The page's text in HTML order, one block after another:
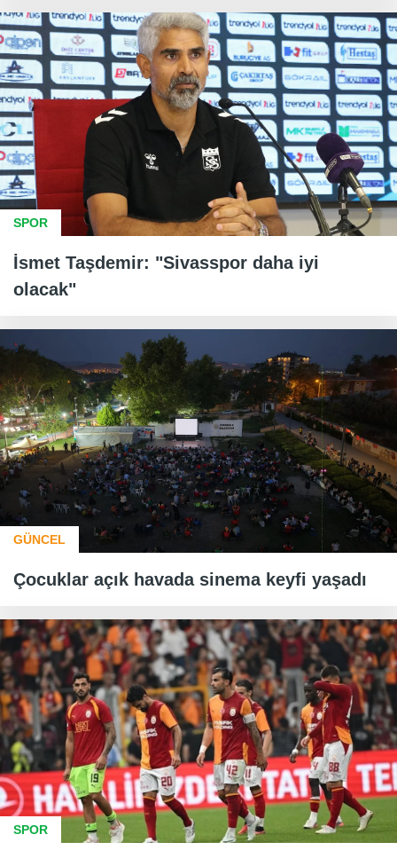
SPOR
İsmet Taşdemir: "Sivasspor daha iyi
olacak"
GÜNCEL
Çocuklar açık havada sinema keyfi yaşadı
SPOR